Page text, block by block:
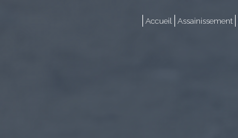
Accueil Assainissement